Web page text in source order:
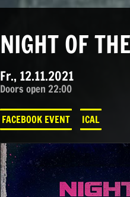
NIGHT OF
Fr., 12.11.2021
Doors open 22:00
FACEBOOK EVENT ICAL